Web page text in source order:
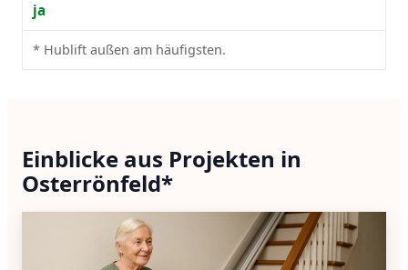
ja
* Hublift außen am häufigsten.
Einblicke aus Projekten in
Osterrönfeld*